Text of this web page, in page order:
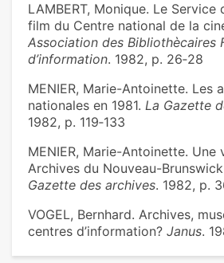
LAMBERT, Monique. Le Service
film du Centre national de la
Association des Bibliothècaires
d’information. 1982, p. 26‑28
MENIER, Marie-Antoinette. Les
nationales en 1981. La Gazette
1982, p. 119‑133
MENIER, Marie-Antoinette. Une
Archives du Nouveau-Brunswick
Gazette des archives. 1982, p.
VOGEL, Bernhard. Archives,
centres d’information? Janus.